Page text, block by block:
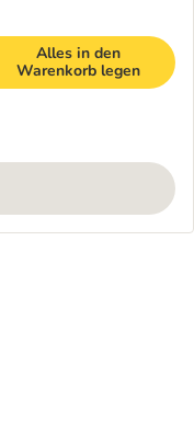
Alles in den
Warenkorb legen